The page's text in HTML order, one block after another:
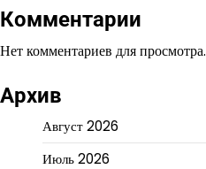
Комментарии
Нет комментариев для просмотра.
Архив
Август 2026
Июль 2026